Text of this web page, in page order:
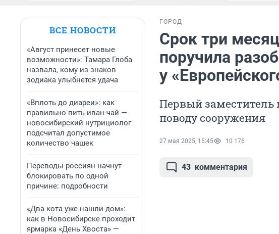
ВСЕ НОВОСТИ
«Август принесет новые
возможности»: Тамара Глоба
назвала, кому из знаков
зодиака улыбнется удача
«Вплоть до диареи»: как
правильно пить иван-чай —
новосибирский нутрициолог
подсчитал допустимое
количество чашек
Переводы россиян начнут
блокировать по одной
причине: подробности
«Два кота уже нашли дом»:
как в Новосибирске проходит
ярмарка «День Хвоста» —
ГОРОД
Срок три
поручила
у
Первый заместитель
поводу сооружения
27 мая 2025, 15:45 10 176
43 комментария